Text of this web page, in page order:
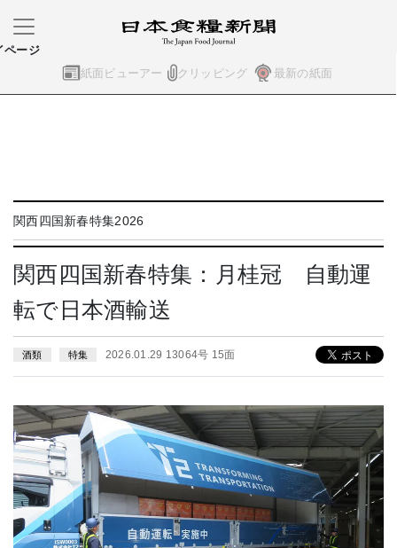
紙面ビューアー クリッピング 最新の紙面
ページ
関西四国新春特集2026
関西四国新春特集：月桂冠 自動運
転で日本酒輸送
酒類 特集 2026.01.29 13064号 15面